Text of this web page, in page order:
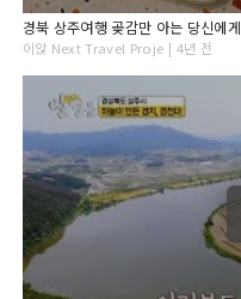
경북 상주여행 곶감만 아는 당신에게
이앉 Next Travel Proje | 4년 전